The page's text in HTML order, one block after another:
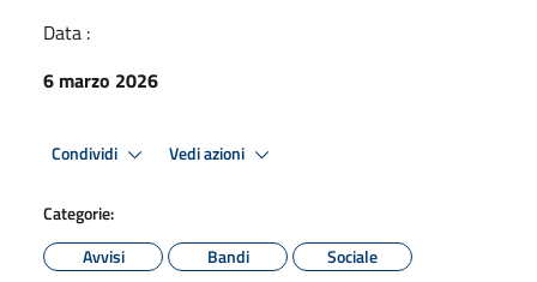
Data :
6 marzo 2026
Condividi Vedi azioni
Categorie:
Avvisi
Bandi Sociale